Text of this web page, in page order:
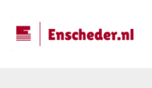
enscheder.nl